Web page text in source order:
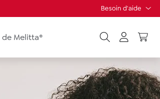
Besoin d'aide
Melitta®